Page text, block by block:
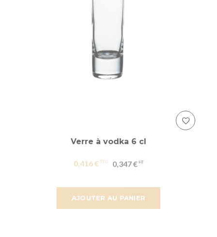
AJOUTER AU PANIER
Verre à vodka 6 cl
0,416 € 0,347 €